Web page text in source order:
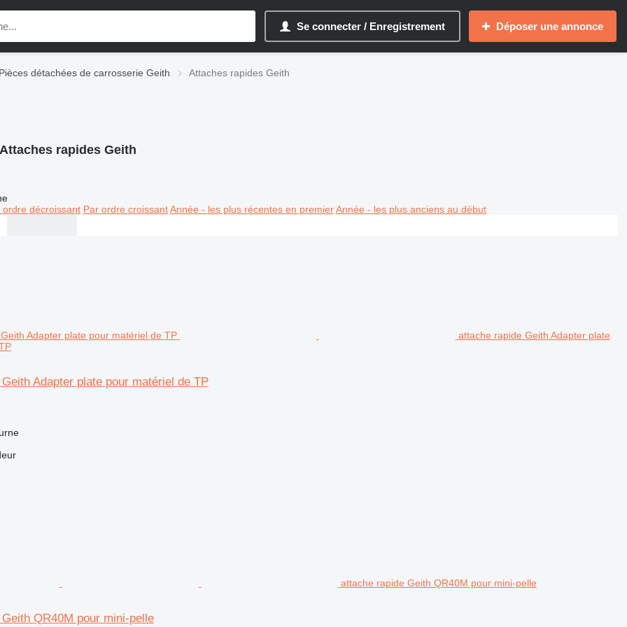
Se connecter / Enregistrement Déposer une annonce
Pièces détachées de carrosserie Geith Attaches rapides Geith
Attaches rapides Geith
ordre décroissant Par ordre croissant Année - les plus récentes en premier Année - les plus anciens au début
attache rapide Geith Adapter plate
Adapter plate pour matériel de TP
attache rapide Geith QR40M pour mini-pelle
QR40M pour mini-pelle